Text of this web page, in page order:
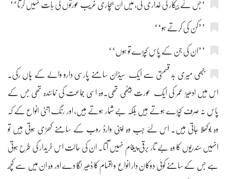
‘جس نے بیکار کی غداری کی، میں ان بچاری غریب عورتوں کی بات نہیں کرتا‘‘
’’کن کی کرتے ہو‘‘
’’ان کی جن کے پاس کپڑے تو ہوں‘‘
جبھی میری بد قسمتی سے ایک سیڈان سامنے پارسی دارو والے کے ہاں رکی۔
اس میں ادھیڑ عمر کی ایک عورت بیٹھی تھی۔وہ اسی جماعت کی نمائندہ تھی جس کے
پاس نہ صرف کپڑے ہوتے ہیں بلکہ بے شمار ہوتے ہیں، اور رنگ اتنی انواع کے کہ
وہ بوکھلا جاتی ہیں۔ اس لئے جب وہ اپنی وارڈ روب کے سامنے کھڑی ہوتی ہیں تو
انہیں سندریوں کا وہ بے تار برقی پیغام نہیں آتا۔ ان کی حالت اس خریدار کی طرح ہوتی
ہے جس کے سامنے کوئی دوکان دار انواع و اقسام کا ڈھیر لگا دے اور وہ ان میں سے کچھ